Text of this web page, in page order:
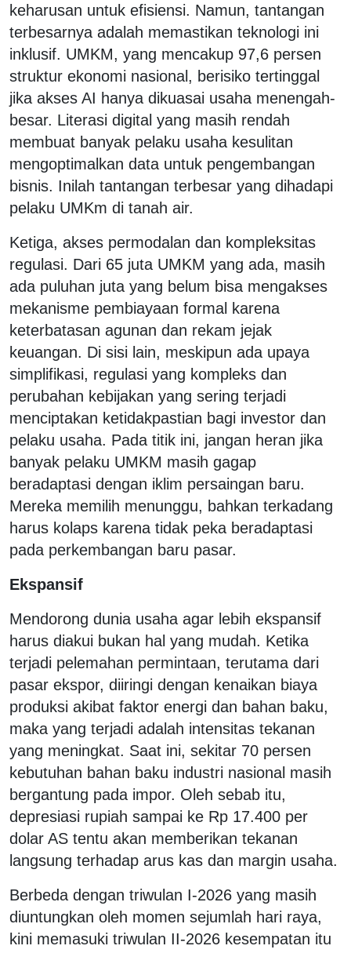
keharusan untuk efisiensi. Namun, tantangan
terbesarnya adalah memastikan teknologi ini
inklusif. UMKM, yang mencakup 97,6 persen
struktur ekonomi nasional, berisiko tertinggal
jika akses AI hanya dikuasai usaha menengah-
besar. Literasi digital yang masih rendah
membuat banyak pelaku usaha kesulitan
mengoptimalkan data untuk pengembangan
bisnis. Inilah tantangan terbesar yang dihadapi
pelaku UMKm di tanah air.
Ketiga, akses permodalan dan kompleksitas
regulasi. Dari 65 juta UMKM yang ada, masih
ada puluhan juta yang belum bisa mengakses
mekanisme pembiayaan formal karena
keterbatasan agunan dan rekam jejak
keuangan. Di sisi lain, meskipun ada upaya
simplifikasi, regulasi yang kompleks dan
perubahan kebijakan yang sering terjadi
menciptakan ketidakpastian bagi investor dan
pelaku usaha. Pada titik ini, jangan heran jika
banyak pelaku UMKM masih gagap
beradaptasi dengan iklim persaingan baru.
Mereka memilih menunggu, bahkan terkadang
harus kolaps karena tidak peka beradaptasi
pada perkembangan baru pasar.
Ekspansif
Mendorong dunia usaha agar lebih ekspansif
harus diakui bukan hal yang mudah. Ketika
terjadi pelemahan permintaan, terutama dari
pasar ekspor, diiringi dengan kenaikan biaya
produksi akibat faktor energi dan bahan baku,
maka yang terjadi adalah intensitas tekanan
yang meningkat. Saat ini, sekitar 70 persen
kebutuhan bahan baku industri nasional masih
bergantung pada impor. Oleh sebab itu,
depresiasi rupiah sampai ke Rp 17.400 per
dolar AS tentu akan memberikan tekanan
langsung terhadap arus kas dan margin usaha.
Berbeda dengan triwulan I-2026 yang masih
diuntungkan oleh momen sejumlah hari raya,
kini memasuki triwulan II-2026 kesempatan itu